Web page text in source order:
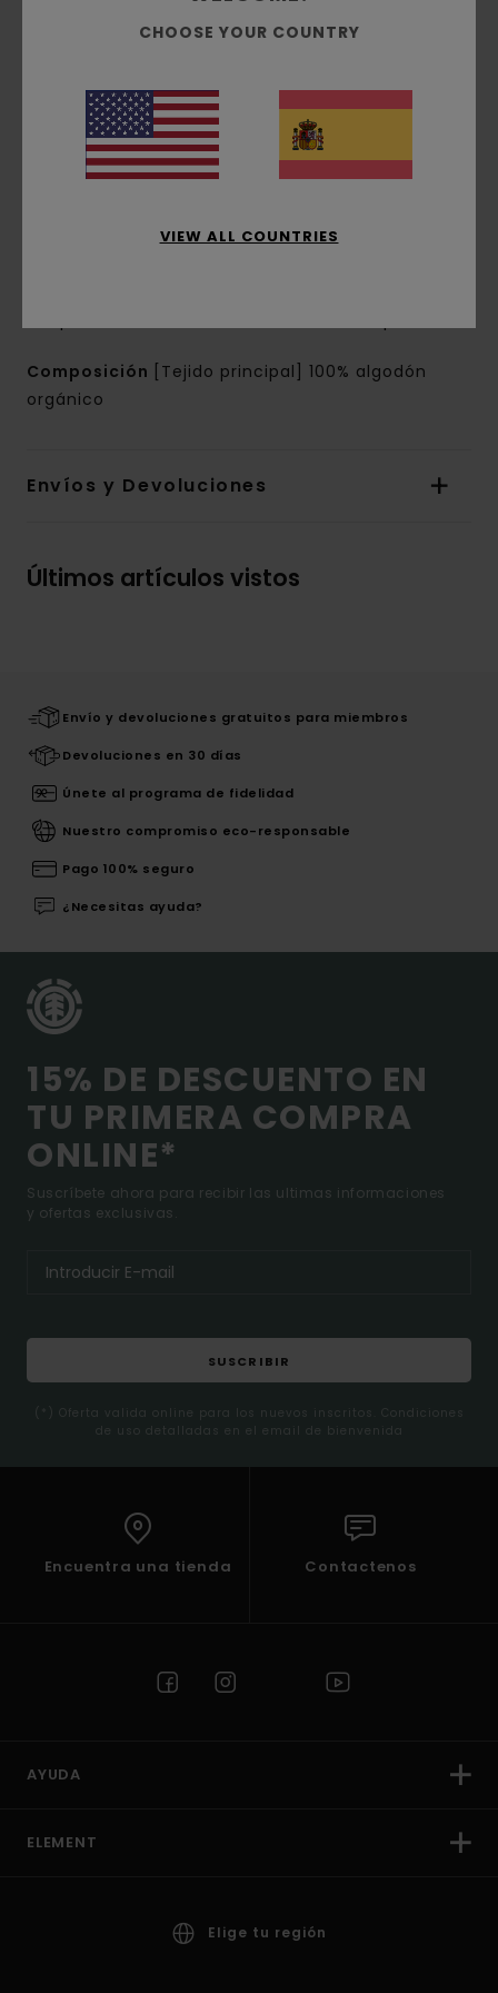
orgánico [180 g/m2]
corte:corte normal
Cuello:Cuello redondo
Mangas:manga corta
Marca:Estampado con base de agua en parte
Etiqueta colgante Timber x Element en la
Composición
[Tejido principal] 100% algodón
orgánico
Envíos y Devoluciones
Últimos artículos vistos
Envío y devoluciones gratuitos para miembros
Devoluciones en 30 días
Únete al programa de fidelidad
Nuestro compromiso eco-responsable
Pago 100% seguro
¿Necesitas ayuda?
15% DE DESCUENTO EN
TU PRIMERA COMPRA
ONLINE*
Suscríbete ahora para recibir las ultimas informaciones
y ofertas exclusivas.
SUSCRIBIR
(*) Oferta valida online para los nuevos inscritos. Condiciones
de uso detalladas en el email de bienvenida
Encuentra una tienda Contactenos
AYUDA
ELEMENT
Elige tu región
CHOOSE YOUR COUNTRY
VIEW ALL COUNTRIES